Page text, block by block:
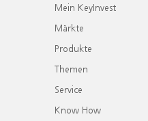
Mein KeyInvest
Märkte
Produkte
Themen
Service
Know How